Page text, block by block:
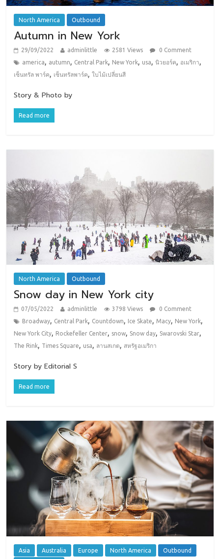
North America Outbound
Autumn in New York
29/09/2022 adminlittle 2581 Views
0 Comment
america, autumn, Central Park, New York, usa,นิวยอร์ค, อเมริกา,
เซ็นทรัล พาร์ค, เซ็นทรัลพาร์ค,ใบไม้เปลี่ยนสี
Story & Photo by
Read more
North America Outbound
Snow day in New York city
07/05/2022 adminlittle 3798 Views
0 Comment
Broadway, Central Park, Countdown, Ice Skate, Macy, New York,
New York City, Rockefeller Center, snow, Snow day, Swarovski Star,
The Rink, Times Square, usa, ลานสเกต, สหรัฐอเมริกา
Story by Editorial S
Read more
Asia Australia Europe North America
Outbound